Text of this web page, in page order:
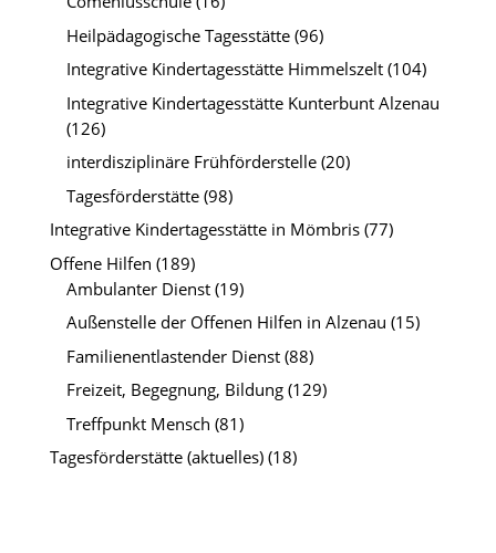
Heilpädagogische Tagesstätte(96)
Integrative Kindertagesstätte Himmelszelt(104)
Integrative Kindertagesstätte Kunterbunt Alzenau
(126)
interdisziplinäre Frühförderstelle(20)
Tagesförderstätte(98)
Integrative Kindertagesstätte in Mömbris(77)
Offene Hilfen (189)
Ambulanter Dienst(19)
Außenstelle der Offenen Hilfen in Alzenau (15)
Familienentlastender Dienst(88)
Freizeit, Begegnung, Bildung(129)
Treffpunkt Mensch (81)
Tagesförderstätte (aktuelles)(18)